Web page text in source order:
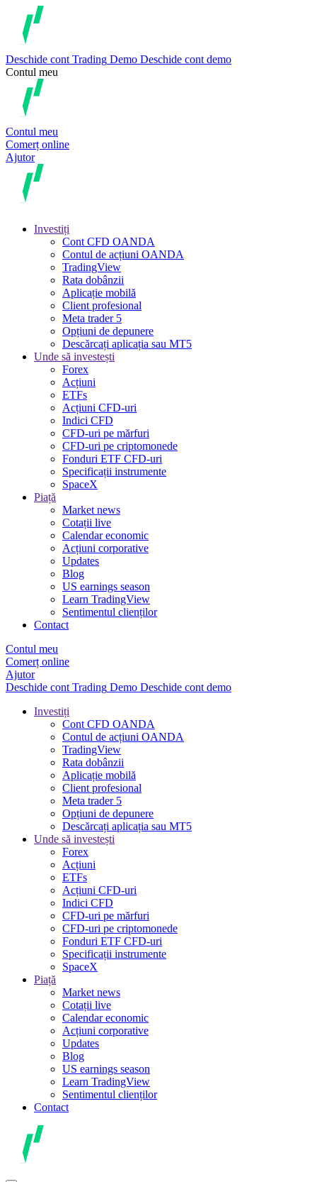
Deschide cont Trading Demo Deschide cont demo
Contul meu
Contul meu
Comerț online
Ajutor
Investiți
Cont CFD OANDA
Contul de acțiuni OANDA
TradingView
Rata dobânzii
Aplicație mobilă
Client profesional
Meta trader 5
Opțiuni de depunere
Descărcați aplicația sau MT5
Unde să investești
Forex
Acțiuni
ETFs
Acțiuni CFD-uri
Indici CFD
CFD-uri pe mărfuri
CFD-uri pe criptomonede
Fonduri ETF CFD-uri
Specificații instrumente
SpaceX
Piață
Market news
Cotații live
Calendar economic
Acțiuni corporative
Updates
Blog
US earnings season
Learn TradingView
Sentimentul clienților
Contact
Contul meu
Comerț online
Ajutor
Deschide cont Trading Demo Deschide cont demo
Investiți
Cont CFD OANDA
Contul de acțiuni OANDA
TradingView
Rata dobânzii
Aplicație mobilă
Client profesional
Meta trader 5
Opțiuni de depunere
Descărcați aplicația sau MT5
Unde să investești
Forex
Acțiuni
ETFs
Acțiuni CFD-uri
Indici CFD
CFD-uri pe mărfuri
CFD-uri pe criptomonede
Fonduri ETF CFD-uri
Specificații instrumente
SpaceX
Piață
Market news
Cotații live
Calendar economic
Acțiuni corporative
Updates
Blog
US earnings season
Learn TradingView
Sentimentul clienților
Contact